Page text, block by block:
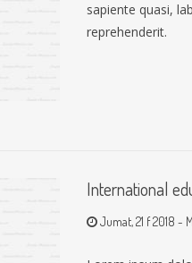
sapiente quasi,
reprehenderit.
International
Jumat, 21 f 2018 -